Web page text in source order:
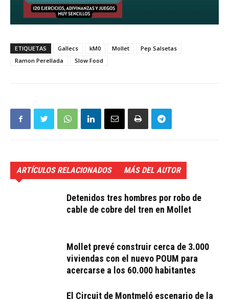
ETIQUETAS Gallecs kM0 Mollet
Pep Salsetas
Ramon Perellada
Slow Food
ARTÍCULOS RELACIONADOS MÁS DEL AUTOR
Detenidos tres hombres por robo de
cable de cobre del tren en Mollet
Mollet prevé construir cerca de 3.000
viviendas con el nuevo POUM para
acercarse a los 60.000 habitantes
El Circuit de Montmeló escenario de la